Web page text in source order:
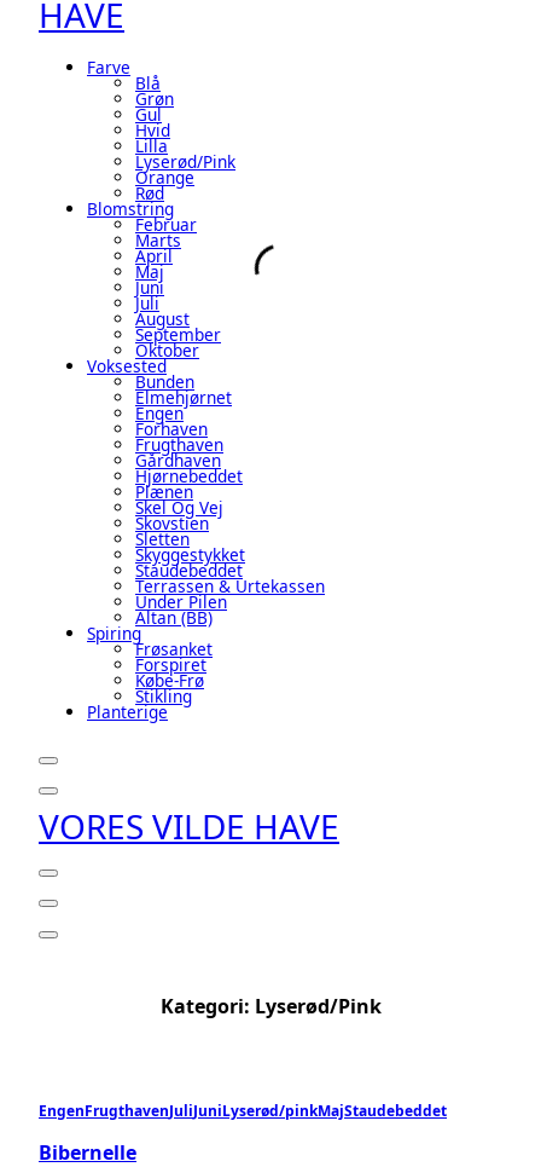
HAVE
Farve
Blå
Grøn
Gul
Hvid
Lilla
Lyserød/pink
Orange
Rød
Blomstring
Februar
Marts
April
Maj
Juni
Juli
August
September
Oktober
Voksested
Bunden
Elmehjørnet
Engen
Forhaven
Frugthaven
Gårdhaven
Hjørnebeddet
Plænen
Skel Og Vej
Skovstien
Sletten
Skyggestykket
Staudebeddet
Terrassen & Urtekassen
Under Pilen
Altan (BB)
Spiring
Frøsanket
Forspiret
Købe-Frø
Stikling
Planterige
VORES VILDE HAVE
Kategori: Lyserød/pink
EngenFrugthavenJuliJuniLyserød/pinkMajStaudebeddet
Bibernelle